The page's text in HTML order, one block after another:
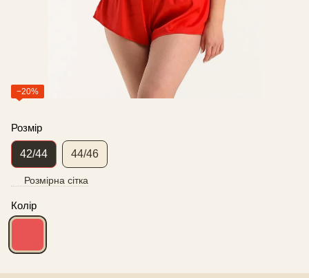
−20%
Розмір
42/44 44/46
Розмірна сітка
Колір